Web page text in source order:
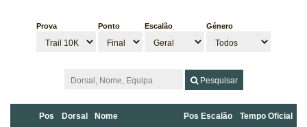
Prova Ponto Escalão Género
Pesquisar
Pos Dorsal Nome Pos Escalão Tempo Oficial